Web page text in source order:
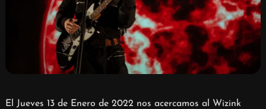
El Jueves 13 de Enero de 2022 nos acercamos al Wizink